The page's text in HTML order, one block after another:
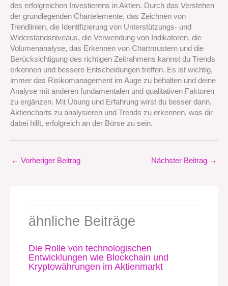
des erfolgreichen Investierens in Aktien. Durch das Verstehen
der grundlegenden Chartelemente, das Zeichnen von
Trendlinien, die Identifizierung von Unterstützungs- und
Widerstandsniveaus, die Verwendung von Indikatoren, die
Volumenanalyse, das Erkennen von Chartmustern und die
Berücksichtigung des richtigen Zeitrahmens kannst du Trends
erkennen und bessere Entscheidungen treffen. Es ist wichtig,
immer das Risikomanagement im Auge zu behalten und deine
Analyse mit anderen fundamentalen und qualitativen Faktoren
zu ergänzen. Mit Übung und Erfahrung wirst du besser darin,
Aktiencharts zu analysieren und Trends zu erkennen, was dir
dabei hilft, erfolgreich an der Börse zu sein.
← Vorheriger Beitrag Nächster Beitrag →
ähnliche Beiträge
Die Rolle von technologischen
Entwicklungen wie Blockchain und
Kryptowährungen im Aktienmarkt